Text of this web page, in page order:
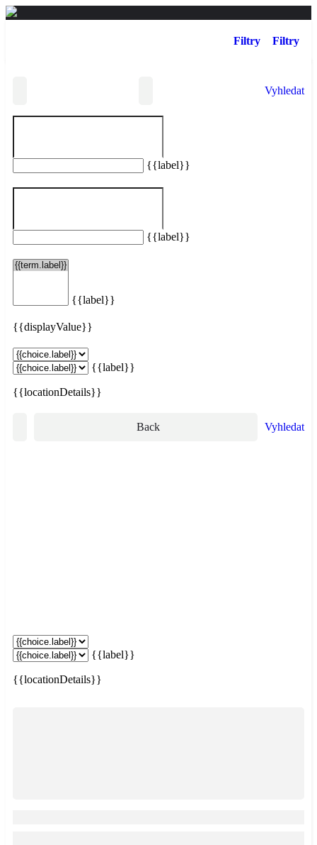
Filtry Filtry
{{label}}
{{label}}
{{label}}
{{displayValue}}
{{label}}
{{locationDetails}}
Vyhledat
Vyhledat
Back
{{label}}
{{locationDetails}}